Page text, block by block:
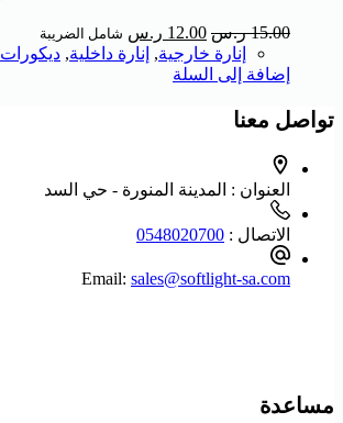
15.00 ر.س 12.00 ر.س شامل الضريبة
إنارة خارجية, إنارة داخلية, ديكورات
إضافة إلى السلة
تواصل معنا
العنوان : المدينة المنورة - حي السد
الاتصال : 0548020700
Email: sales@softlight-sa.com
مساعدة